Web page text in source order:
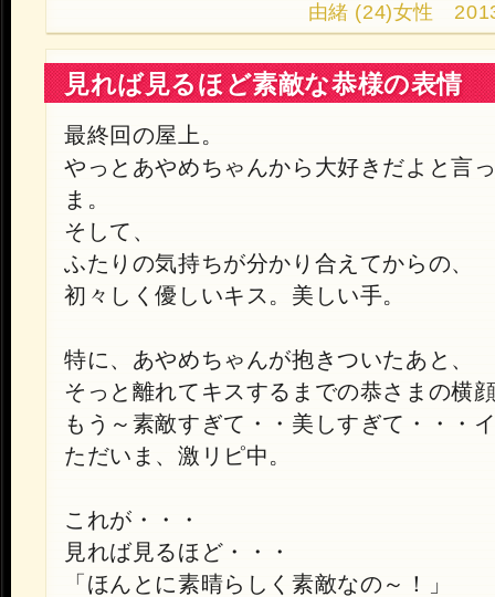
由緒 (24)女性
見れば見るほど素敵な恭様の表情
最終回の屋上。
やっとあやめちゃんから大好きだよと言
ま。
そして、
ふたりの気持ちが分かり合えてからの、
初々しく優しいキス。美しい手。
特に、あやめちゃんが抱きついたあと、
そっと離れてキスするまでの恭さまの横
もう～素敵すぎて・・美しすぎて・・・
ただいま、激リピ中。
これが・・・
見れば見るほど・・・
「ほんとに素晴らしく素敵なの～！」